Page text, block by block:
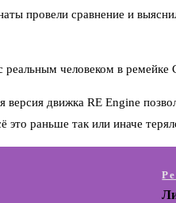
провели сравнение и
реальным человеком в
версия движка RE Engine
это раньше так или иначе